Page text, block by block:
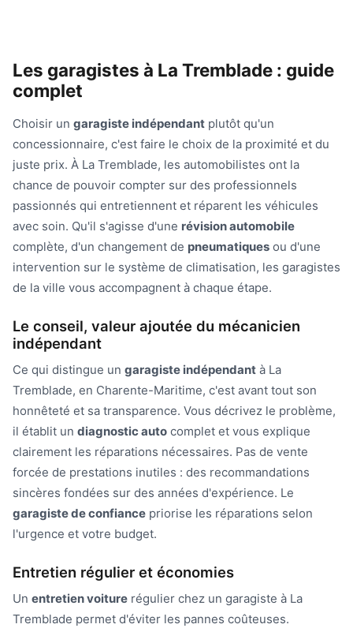
Les garagistes à La Tremblade : guide
complet
Choisir un garagiste indépendant plutôt qu'un
concessionnaire, c'est faire le choix de la proximité et du
juste prix. À La Tremblade, les automobilistes ont la
chance de pouvoir compter sur des professionnels
passionnés qui entretiennent et réparent les véhicules
avec soin. Qu'il s'agisse d'une révision automobile
complète, d'un changement de pneumatiques ou d'une
intervention sur le système de climatisation, les garagistes
de la ville vous accompagnent à chaque étape.
Le conseil, valeur ajoutée du mécanicien
indépendant
Ce qui distingue un garagiste indépendant à La
Tremblade, en Charente-Maritime, c'est avant tout son
honnêteté et sa transparence. Vous décrivez le problème,
il établit un diagnostic auto complet et vous explique
clairement les réparations nécessaires. Pas de vente
forcée de prestations inutiles : des recommandations
sincères fondées sur des années d'expérience. Le
garagiste de confiance priorise les réparations selon
l'urgence et votre budget.
Entretien régulier et économies
Un entretien voiture régulier chez un garagiste à La
Tremblade permet d'éviter les pannes coûteuses.